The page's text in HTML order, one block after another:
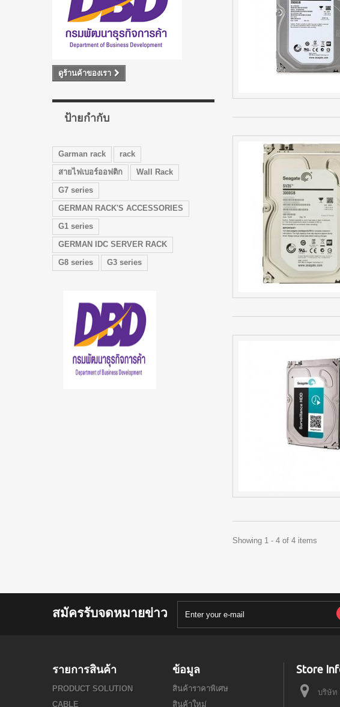
ดูร้านค้าของเรา
ป้ายกำกับ
Garman rack
rack
สายไฟเบอร์ออฟติก
Wall Rack
G7 series
GERMAN RACK'S ACCESSORIES
G1 series
GERMAN IDC SERVER RACK
G8 series
G3 series
Showing 1 - 4 of 4 items
สมัครรับจดหมายข่าว
รายการสินค้า
PRODUCT SOLUTION
CABLE
ข้อมูล
สินค้าราคาพิเศษ
สินค้าใหม่
Store
บริษัท